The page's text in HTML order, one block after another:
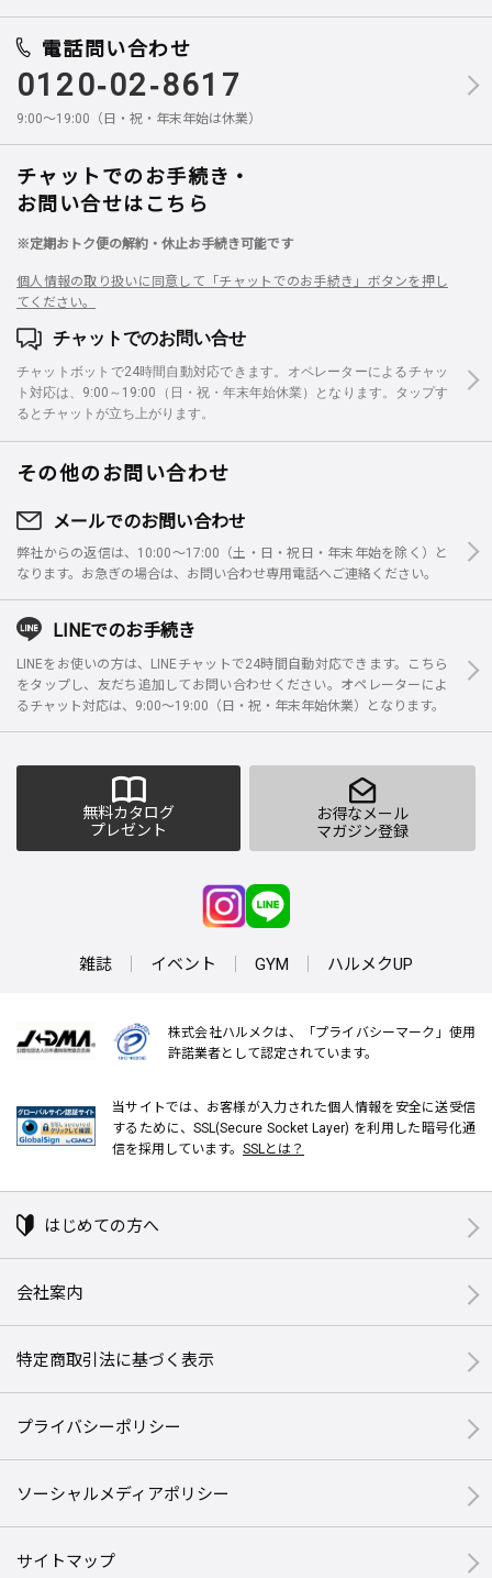
電話問い合わせ
0120-02-8617
9:00～19:00（日・祝・年末年始は休業）
チャットでのお手続き・
お問い合せはこちら
※定期おトク便の解約・休止お手続き可能です
個人情報の取り扱いに同意して「チャットでのお手続き」ボタンを押し
てください。
チャットでのお問い合せ
チャットボットで24時間自動対応できます。オペレーターによるチャッ
ト対応は、9:00～19:00（日・祝・年末年始休業）となります。タップす
るとチャットが立ち上がります。
その他のお問い合わせ
メールでのお問い合わせ
弊社からの返信は、10:00～17:00（土・日・祝日・年末年始を除く）と
なります。お急ぎの場合は、お問い合わせ専用電話へご連絡ください。
LINEでのお手続き
LINEをお使いの方は、LINEチャットで24時間自動対応できます。こちら
をタップし、友だち追加してお問い合わせください。オペレーターによ
るチャット対応は、9:00～19:00（日・祝・年末年始休業）となります。
無料カタログ
プレゼント
お得なメール
マガジン登録
雑誌 イベント GYM ハルメクUP
株式会社ハルメクは、「プライバシーマーク」使用
許諾業者として認定されています。
当サイトでは、お客様が入力された個人情報を安全に送受信
するために、SSL(Secure Socket Layer) を利用した暗号化通
信を採用しています。 SSLとは？
はじめての方へ
会社案内
特定商取引法に基づく表示
プライバシーポリシー
ソーシャルメディアポリシー
サイトマップ